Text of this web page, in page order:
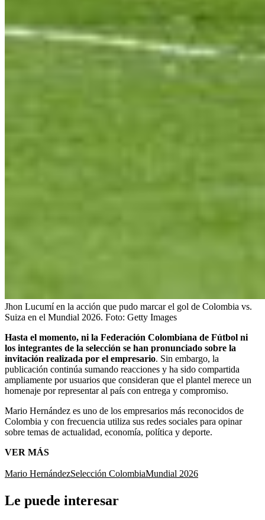
Jhon Lucumí en la acción que pudo marcar el gol de Colombia vs.
Suiza en el Mundial 2026. Foto: Getty Images
Hasta el momento, ni la Federación Colombiana de Fútbol ni
los integrantes de la selección se han pronunciado sobre la
invitación realizada por el empresario. Sin embargo, la
publicación continúa sumando reacciones y ha sido compartida
ampliamente por usuarios que consideran que el plantel merece un
homenaje por representar al país con entrega y compromiso.
Mario Hernández es uno de los empresarios más reconocidos de
Colombia y con frecuencia utiliza sus redes sociales para opinar
sobre temas de actualidad, economía, política y deporte.
VER MÁS
Mario HernándezSelección ColombiaMundial 2026
Le puede interesar